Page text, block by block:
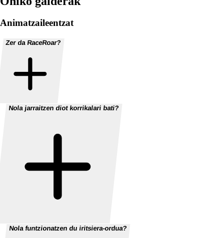
Animatzaileentzat
Zer da RaceRoar?
Nola jarraitzen diot korrikalari bati?
Nola funtzionatzen du iritsiera-ordua?